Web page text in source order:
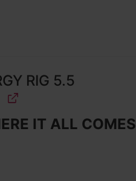
RIG 5.5
IT ALL COMES